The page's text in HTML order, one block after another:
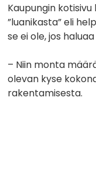
Kaupungin
”luanikasta” eli
se ei ole, jos
– Niin monta
olevan kyse
rakentamisesta.